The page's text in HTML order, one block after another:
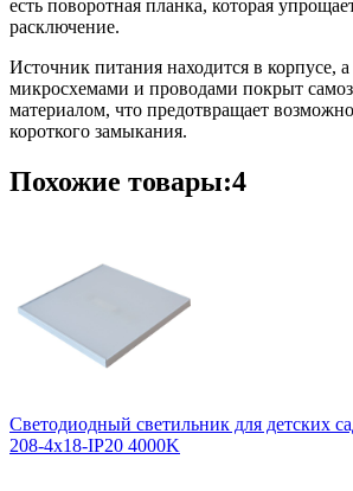
есть поворотная планка, которая
расключение.
Источник питания находится в корпусе, а
микросхемами и проводами покрыт
материалом, что предотвращает
короткого замыкания.
Похожие товары:4
Светодиодный светильник для детских
208-4x18-IP20 4000K